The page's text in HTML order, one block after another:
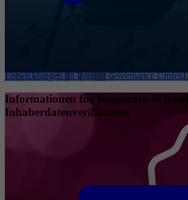
Entwicklungen im Internet Governance
Informationen für Registrare &
Inhaberdatenverifikation